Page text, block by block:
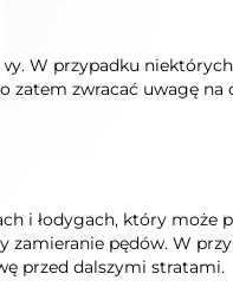
W przypadku
zatem zwracać uwagę na
i łodygach, który może
pędów. W
przed dalszymi stratami.